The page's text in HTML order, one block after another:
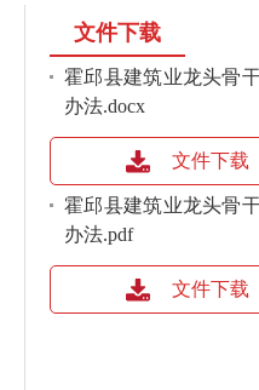
文件下载
霍邱县建筑业龙头骨
办法.docx
文件下载
霍邱县建筑业龙头骨
办法.pdf
文件下载